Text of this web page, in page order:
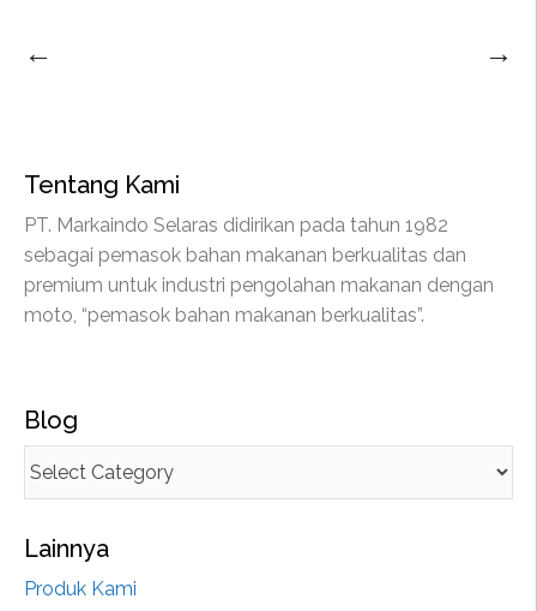
← →
Tentang Kami
PT. Markaindo Selaras didirikan pada tahun 1982
sebagai pemasok bahan makanan berkualitas dan
premium untuk industri pengolahan makanan dengan
moto, “pemasok bahan makanan berkualitas”.
Blog
Lainnya
Produk Kami